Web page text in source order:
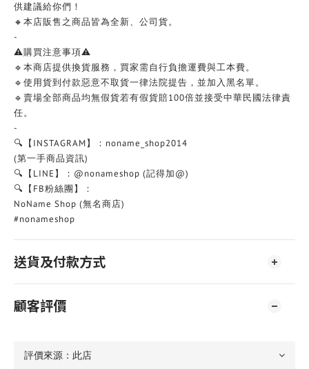
供建議給你們！
🔸本店販售之商品皆為全新、公司貨。
-
⚠️購買注意事項⚠️
🔹本商店提供換貨服務，買家需自行負擔運費與工本費。
🔹使用貨到付款惡意不取貨一律法院提告，並加入黑名單。
🔹賣場全部商品均無假貨若有假貨賠100倍並接受中華民國法律責
任。
-
🔍【INSTAGRAM】：noname_shop2014
(第一手商品資訊)
🔍【LINE】：@nonameshop (記得加@)
🔍【FB粉絲團】：
NoName Shop (無名商店)
#nonameshop
送貨及付款方式
顧客評價